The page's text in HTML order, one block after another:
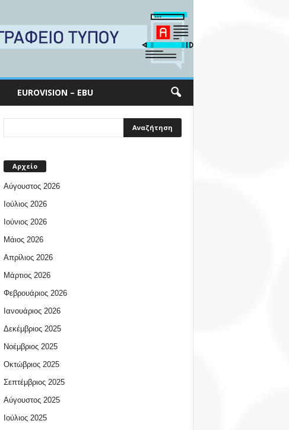
EUROVISION – EBU
Αρχείο
Αύγουστος 2026
Ιούλιος 2026
Ιούνιος 2026
Μάιος 2026
Απρίλιος 2026
Μάρτιος 2026
Φεβρουάριος 2026
Ιανουάριος 2026
Δεκέμβριος 2025
Νοέμβριος 2025
Οκτώβριος 2025
Σεπτέμβριος 2025
Αύγουστος 2025
Ιούλιος 2025